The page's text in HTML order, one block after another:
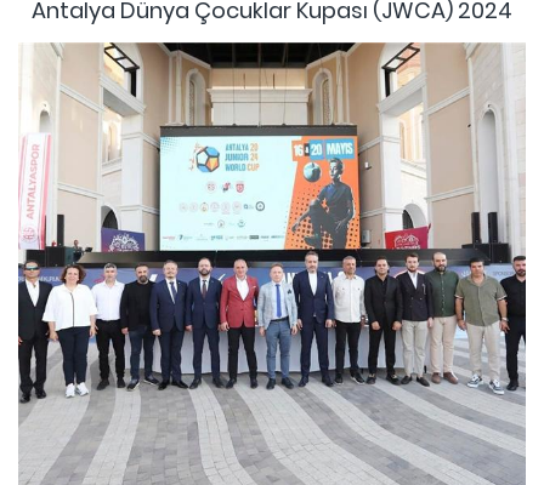
Antalya Dünya Çocuklar Kupası (JWCA) 2024